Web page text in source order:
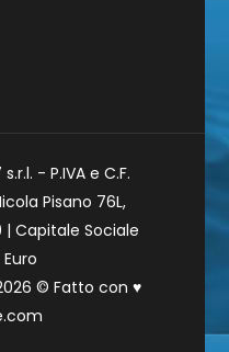
- P.IVA e C.F.
Pisano 76L,
Capitale Sociale
© Fatto con ♥